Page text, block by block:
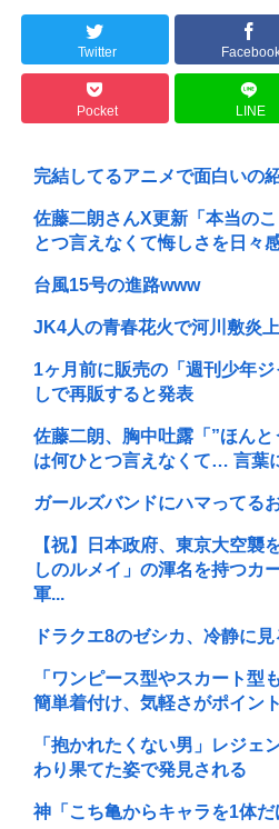
Twitter
Pocket LINE
完結してるアニメで面白いの
佐藤二朗さんX更新「本当の
とつ言えなくて悔しさを日々
台風15号の進路www
JK4人の青春花火で河川敷炎上
1ヶ月前に販売の「週刊少年
しで再販すると発表
佐藤二朗、胸中吐露「”ほん
は何ひとつ言えなくて… 言葉
ガールズバンドにハマってる
【祝】日本政府、東京大空襲
しのルメイ」の渾名を持つカ
軍...
ドラクエ8のゼシカ、冷静に
「ワンピース型やスカート型
簡単着付け、気軽さがポイント
「抱かれたくない男」レジェ
わり果てた姿で発見される
神「こち亀からキャラを1体だ